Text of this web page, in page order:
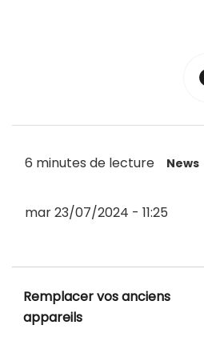
6 minutes de lecture News
mar 23/07/2024 - 11:25
Remplacer vos anciens
appareils